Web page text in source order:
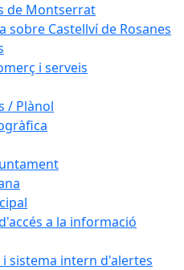
de Montserrat
sobre Castellví de Rosanes
i serveis
/ Plànol
a la informació
i sistema intern d'alertes